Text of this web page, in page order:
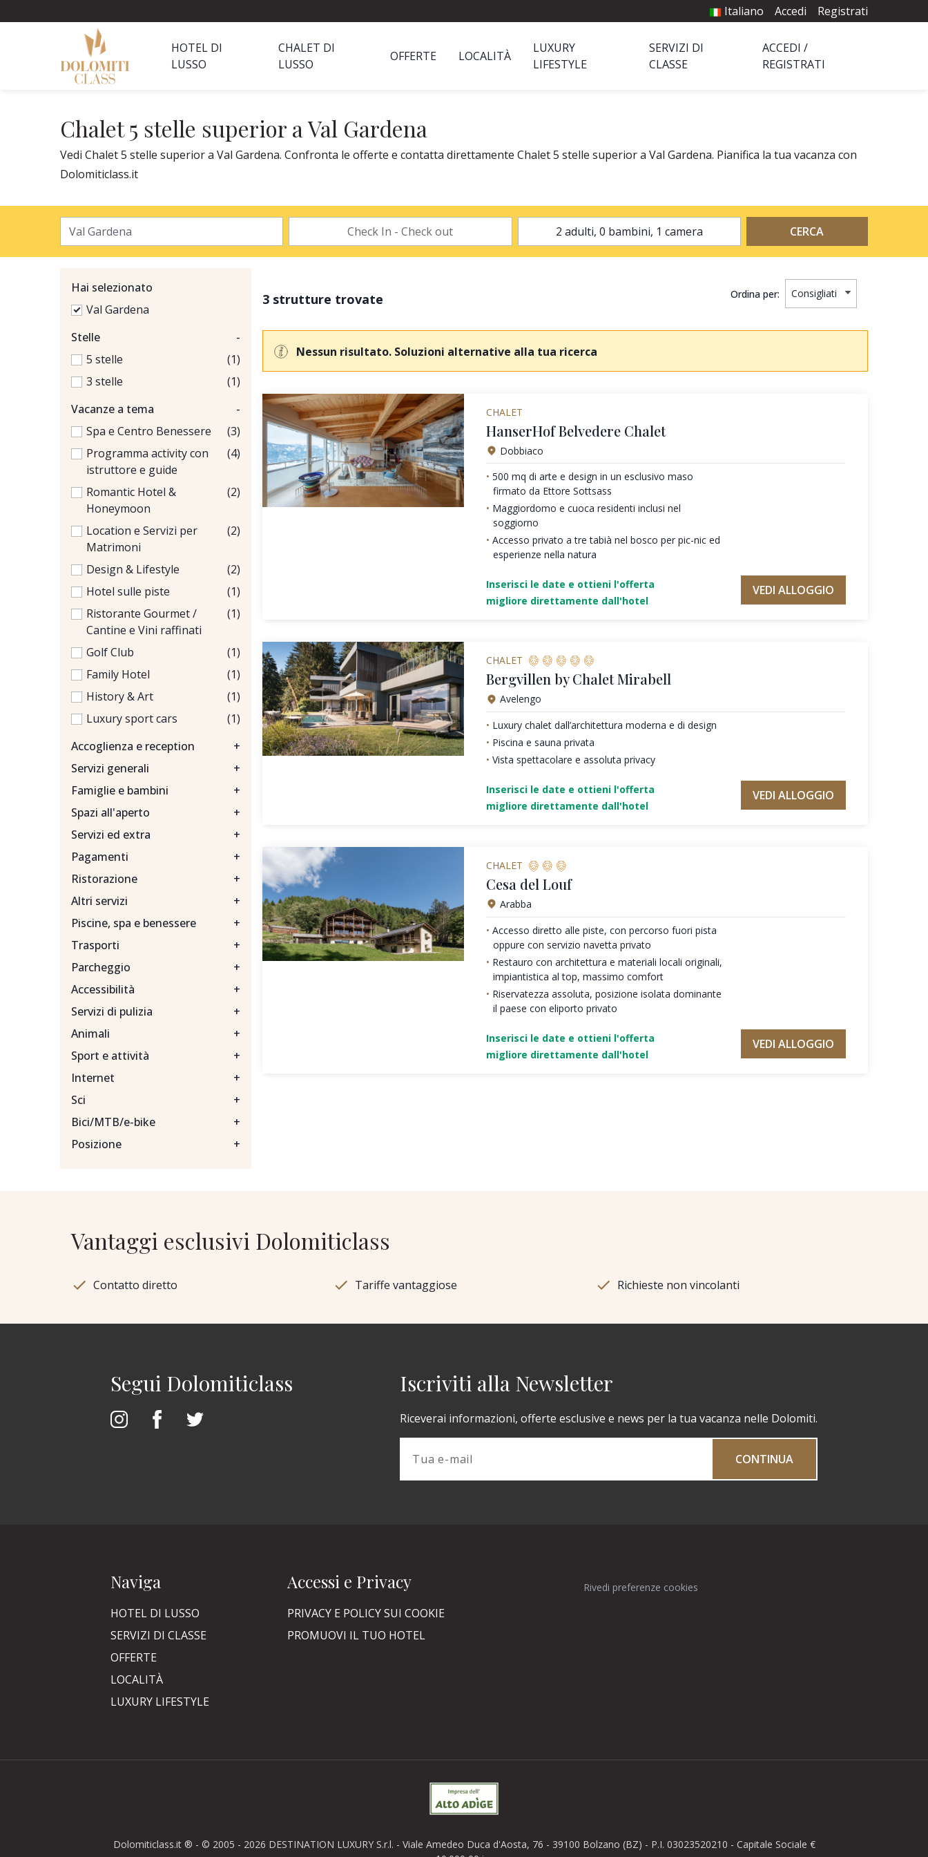
Italiano Accedi Registrati
HOTEL DI
LUSSO
CHALET DI
LUSSO
OFFERTE LOCALITÀ
LUXURY
LIFESTYLE
SERVIZI DI
CLASSE
ACCEDI /
REGISTRATI
Chalet 5 stelle superior a Val Gardena
Vedi Chalet 5 stelle superior a Val Gardena. Confronta le offerte e contatta direttamente Chalet 5 stelle superior a Val Gardena. Pianifica la tua vacanza con
Dolomiticlass.it
2 adulti, 0 bambini, 1 camera CERCA
Hai selezionato
Val Gardena
Stelle
-
5 stelle
(1)
3 stelle
(1)
Vacanze a tema
-
Spa e Centro Benessere
(3)
Programma activity con
istruttore e guide
(4)
Romantic Hotel &
Honeymoon
(2)
Location e Servizi per
Matrimoni
(2)
Design & Lifestyle
(2)
Hotel sulle piste
(1)
Ristorante Gourmet /
Cantine e Vini raffinati
(1)
Golf Club
(1)
Family Hotel
(1)
History & Art
(1)
Luxury sport cars
(1)
Accoglienza e reception
+
Servizi generali
+
Famiglie e bambini
+
Spazi all'aperto
+
Servizi ed extra
+
Pagamenti
+
Ristorazione
+
Altri servizi
+
Piscine, spa e benessere
+
Trasporti
+
Parcheggio
+
Accessibilità
+
Servizi di pulizia
+
Animali
+
Sport e attività
+
Internet
+
Sci
+
Bici/MTB/e-bike
+
Posizione
+
3 strutture trovate Ordina per:
Nessun risultato. Soluzioni alternative alla tua ricerca
CHALET
HanserHof Belvedere Chalet
Dobbiaco
500 mq di arte e design in un esclusivo maso
firmato da Ettore Sottsass
Maggiordomo e cuoca residenti inclusi nel
soggiorno
Accesso privato a tre tabià nel bosco per pic-nic ed
esperienze nella natura
Inserisci le date e ottieni l'offerta
migliore direttamente dall'hotel
VEDI ALLOGGIO
CHALET
Bergvillen by Chalet Mirabell
Avelengo
Luxury chalet dall’architettura moderna e di design
Piscina e sauna privata
Vista spettacolare e assoluta privacy
Inserisci le date e ottieni l'offerta
migliore direttamente dall'hotel
VEDI ALLOGGIO
CHALET
Cesa del Louf
Arabba
Accesso diretto alle piste, con percorso fuori pista
oppure con servizio navetta privato
Restauro con architettura e materiali locali originali,
impiantistica al top, massimo comfort
Riservatezza assoluta, posizione isolata dominante
il paese con eliporto privato
Inserisci le date e ottieni l'offerta
migliore direttamente dall'hotel
VEDI ALLOGGIO
Vantaggi esclusivi Dolomiticlass
Contatto diretto Tariffe vantaggiose Richieste non vincolanti
Segui Dolomiticlass Iscriviti alla Newsletter
Riceverai informazioni, offerte esclusive e news per la tua vacanza nelle Dolomiti.
CONTINUA
Naviga
HOTEL DI LUSSO
SERVIZI DI CLASSE
OFFERTE
LOCALITÀ
LUXURY LIFESTYLE
Accessi e Privacy
PRIVACY E POLICY SUI COOKIE
PROMUOVI IL TUO HOTEL
Rivedi preferenze cookies
Dolomiticlass.it ® - © 2005 - 2026 DESTINATION LUXURY S.r.l. - Viale Amedeo Duca d'Aosta, 76 - 39100 Bolzano (BZ) - P.I. 03023520210 - Capitale Sociale €